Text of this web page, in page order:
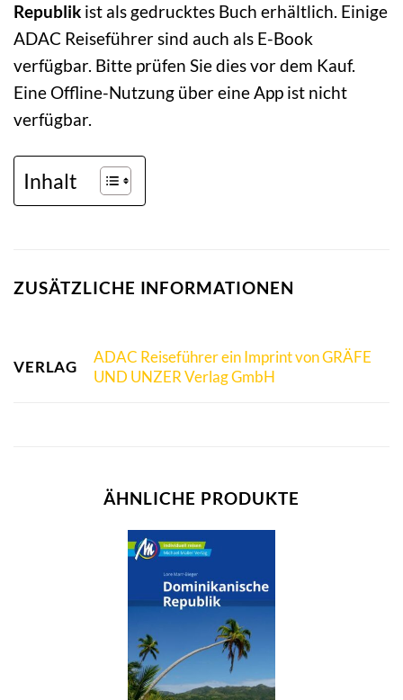
Republik ist als gedrucktes Buch erhältlich. Einige
ADAC Reiseführer sind auch als E-Book
verfügbar. Bitte prüfen Sie dies vor dem Kauf.
Eine Offline-Nutzung über eine App ist nicht
verfügbar.
Inhalt
ZUSÄTZLICHE INFORMATIONEN
VERLAG
ADAC Reiseführer ein Imprint von GRÄFE
UND UNZER Verlag GmbH
ÄHNLICHE PRODUKTE